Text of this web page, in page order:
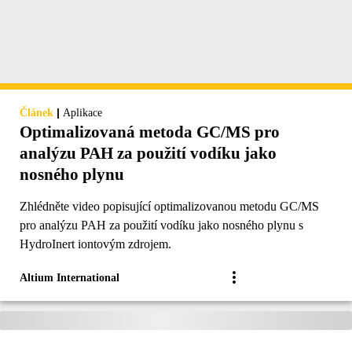
Článek | Aplikace
Optimalizovaná metoda GC/MS pro
analýzu PAH za použití vodíku jako
nosného plynu
Zhlédněte video popisující optimalizovanou metodu GC/MS
pro analýzu PAH za použití vodíku jako nosného plynu s
HydroInert iontovým zdrojem.
Altium International